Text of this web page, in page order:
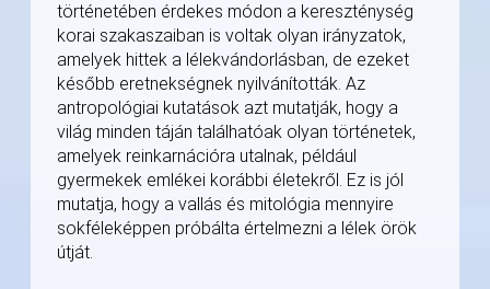
történetében érdekes módon a kereszténység
korai szakaszaiban is voltak olyan irányzatok,
amelyek hittek a lélekvándorlásban, de ezeket
később eretnekségnek nyilvánították. Az
antropológiai kutatások azt mutatják, hogy a
világ minden táján találhatóak olyan történetek,
amelyek reinkarnációra utalnak, például
gyermekek emlékei korábbi életekről. Ez is jól
mutatja, hogy a vallás és mitológia mennyire
sokféleképpen próbálta értelmezni a lélek örök
útját.